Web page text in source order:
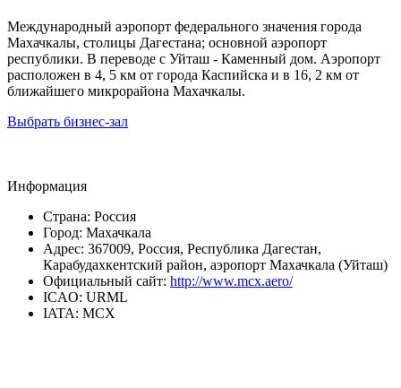
Международный аэропорт федерального значения города
Махачкалы, столицы Дагестана; основной аэропорт
республики. В переводе с Уйташ - Каменный дом. Аэропорт
расположен в 4, 5 км от города Каспийска и в 16, 2 км от
ближайшего микрорайона Махачкалы.
Выбрать бизнес-зал
Информация
Страна: Россия
Город: Махачкала
Адрес: 367009, Россия, Республика Дагестан,
Карабудахкентский район, аэропорт Махачкала (Уйташ)
Официальный сайт: http://www.mcx.aero/
ICAO: URML
IATA: MCX